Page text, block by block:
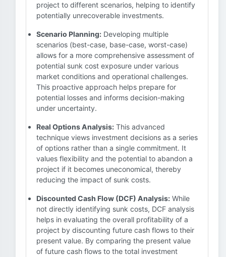
project to different scenarios, helping to identify
potentially unrecoverable investments.
Scenario Planning: Developing multiple
scenarios (best-case, base-case, worst-case)
allows for a more comprehensive assessment of
potential sunk cost exposure under various
market conditions and operational challenges.
This proactive approach helps prepare for
potential losses and informs decision-making
under uncertainty.
Real Options Analysis: This advanced
technique views investment decisions as a series
of options rather than a single commitment. It
values flexibility and the potential to abandon a
project if it becomes uneconomical, thereby
reducing the impact of sunk costs.
Discounted Cash Flow (DCF) Analysis: While
not directly identifying sunk costs, DCF analysis
helps in evaluating the overall profitability of a
project by discounting future cash flows to their
present value. By comparing the present value
of future cash flows to the total investment